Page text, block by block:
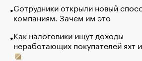
Сотрудники открыли новый
компаниям. Зачем им это
Как налоговики ищут доходы
неработающих покупателей яхт